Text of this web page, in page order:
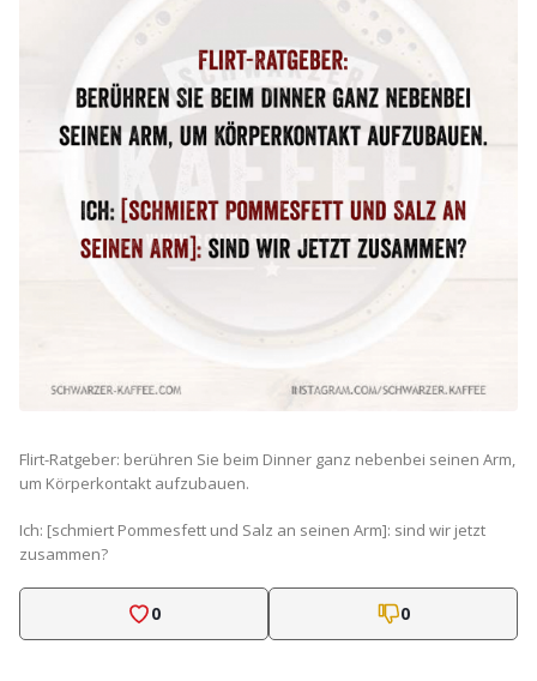
Flirt-Ratgeber: berühren Sie beim Dinner ganz nebenbei seinen Arm,
um Körperkontakt aufzubauen.
Ich: [schmiert Pommesfett und Salz an seinen Arm]: sind wir jetzt
zusammen?
0 0